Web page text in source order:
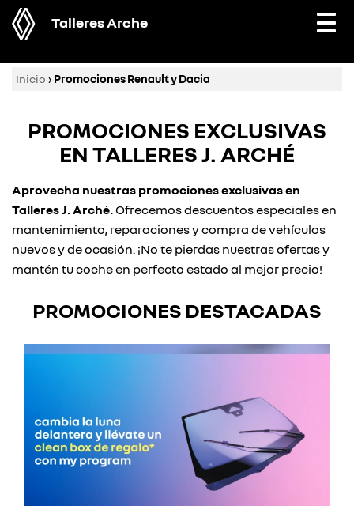
Talleres Arche
Inicio › Promociones Renault y Dacia
PROMOCIONES EXCLUSIVAS
EN TALLERES J. ARCHÉ
Aprovecha nuestras promociones exclusivas en
Talleres J. Arché.Ofrecemos descuentos especiales en
mantenimiento, reparaciones y compra de vehículos
nuevos y de ocasión. ¡No te pierdas nuestras ofertas y
mantén tu coche en perfecto estado al mejor precio!
PROMOCIONES DESTACADAS